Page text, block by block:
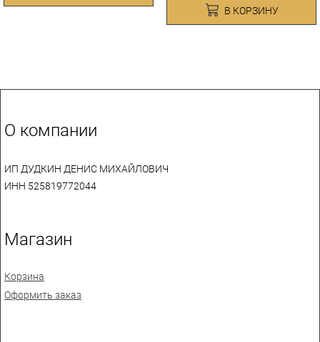
В КОРЗИНУ
О компании
ИП ДУДКИН ДЕНИС МИХАЙЛОВИЧ
ИНН 525819772044
Магазин
Корзина
Оформить заказ